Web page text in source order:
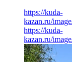
https://kuda-
kazan.ru/
https://kuda-
kazan.ru/